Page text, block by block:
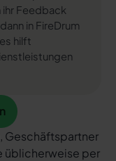
ihr Feedback
in FireDrum
hilft
Geschäftspartner
üblicherweise per